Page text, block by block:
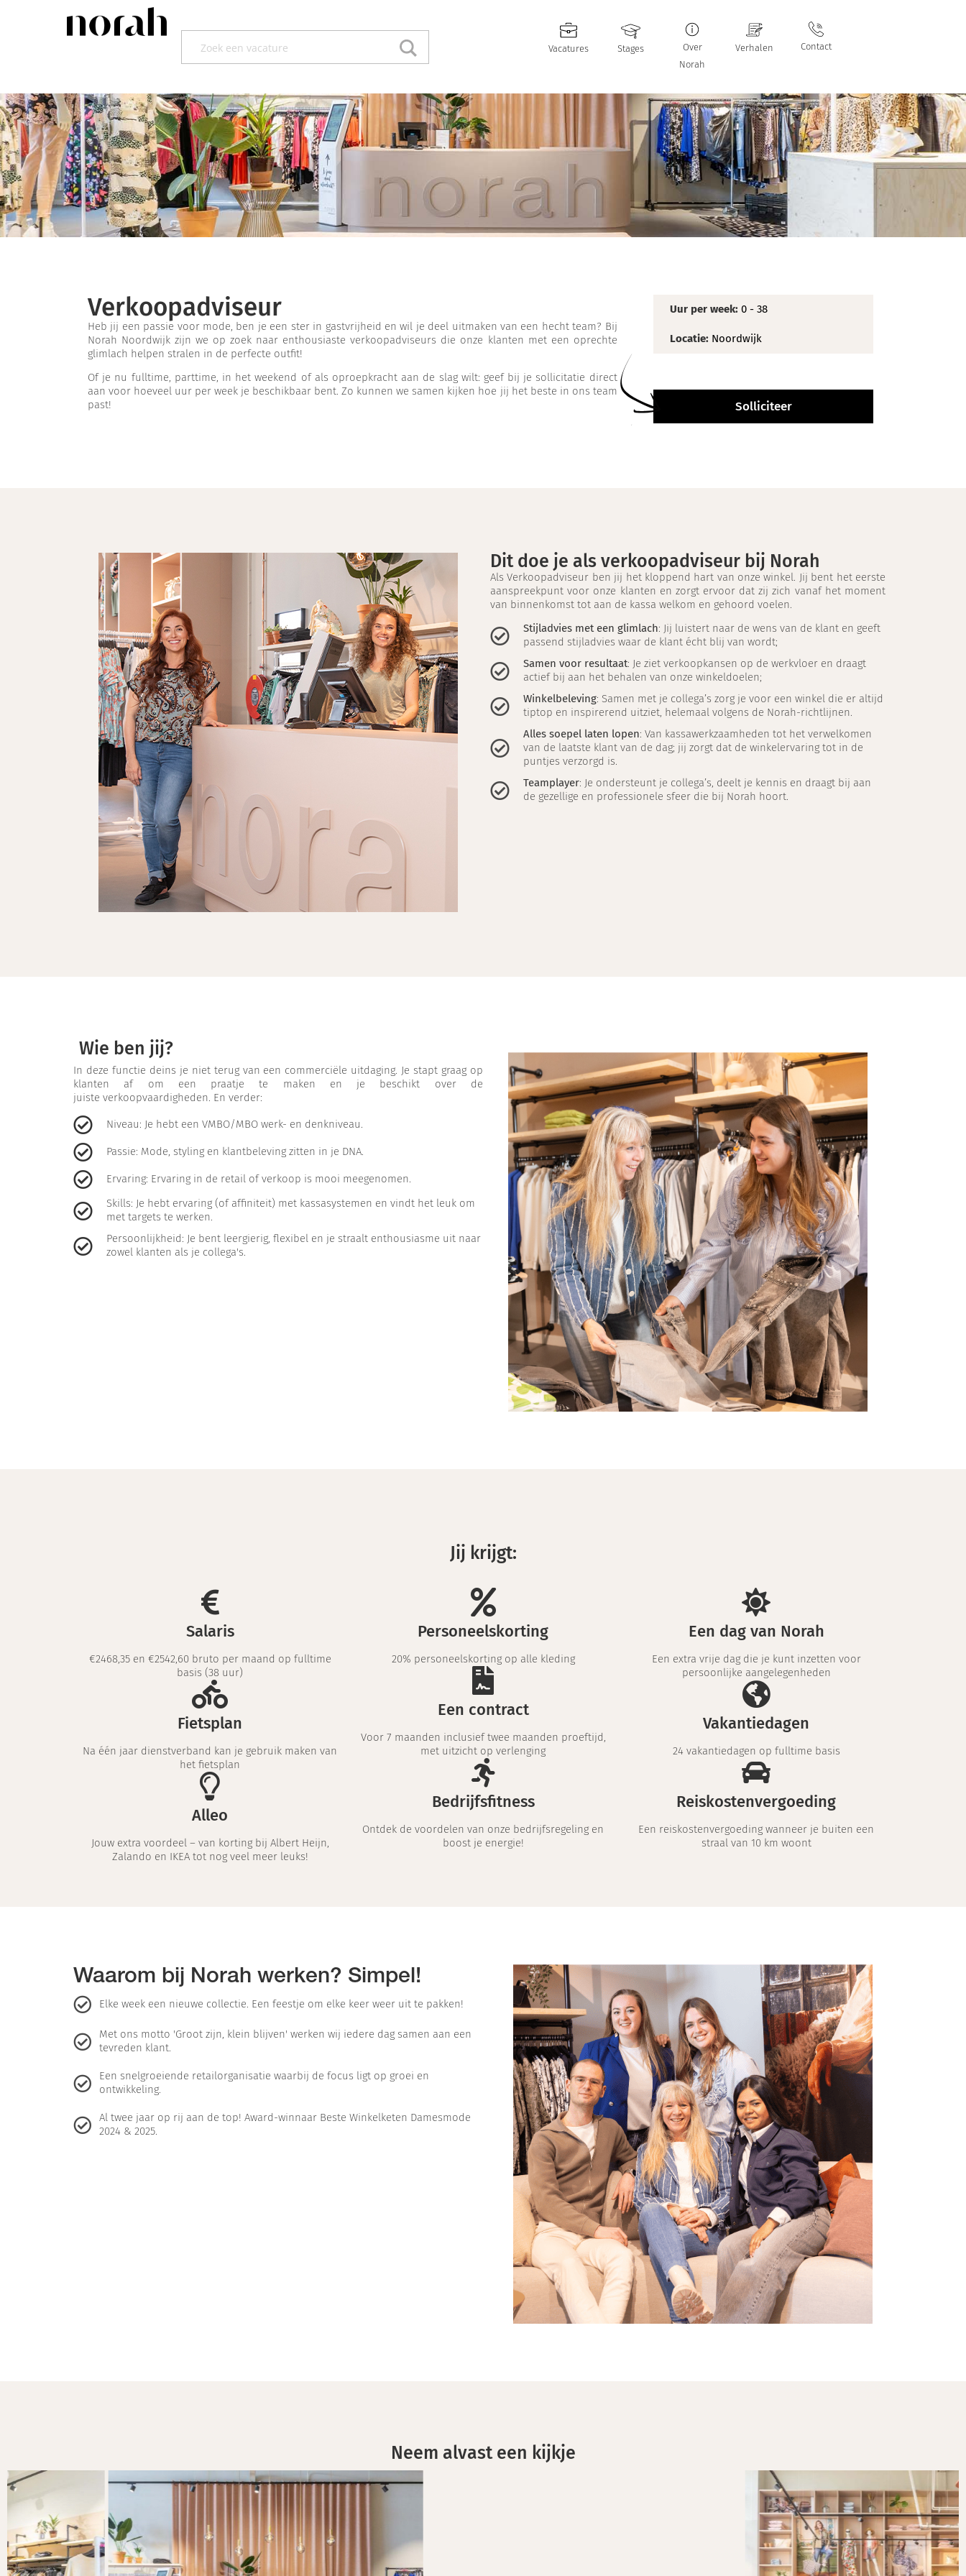
Vacatures Stages
Over
Norah
Verhalen Contact
Verkoopadviseur
Heb jij een passie voor mode, ben je een ster in gastvrijheid en wil je deel uitmaken van een hecht team? Bij
Norah Noordwijk zijn we op zoek naar enthousiaste verkoopadviseurs die onze klanten met een oprechte
glimlach helpen stralen in de perfecte outfit!
Of je nu fulltime, parttime, in het weekend of als oproepkracht aan de slag wilt: geef bij je sollicitatie direct
aan voor hoeveel uur per week je beschikbaar bent. Zo kunnen we samen kijken hoe jij het beste in ons team
past!
Uur per week: 0 - 38
Locatie: Noordwijk
Solliciteer
Dit doe je als verkoopadviseur bij Norah
Als Verkoopadviseur ben jij het kloppend hart van onze winkel. Jij bent het eerste
aanspreekpunt voor onze klanten en zorgt ervoor dat zij zich vanaf het moment
van binnenkomst tot aan de kassa welkom en gehoord voelen.
Stijladvies met een glimlach: Jij luistert naar de wens van de klant en geeft
passend stijladvies waar de klant écht blij van wordt;
Samen voor resultaat: Je ziet verkoopkansen op de werkvloer en draagt
actief bij aan het behalen van onze winkeldoelen;
Winkelbeleving: Samen met je collega’s zorg je voor een winkel die er altijd
tiptop en inspirerend uitziet, helemaal volgens de Norah-richtlijnen.
Alles soepel laten lopen: Van kassawerkzaamheden tot het verwelkomen
van de laatste klant van de dag; jij zorgt dat de winkelervaring tot in de
puntjes verzorgd is.
Teamplayer: Je ondersteunt je collega’s, deelt je kennis en draagt bij aan
de gezellige en professionele sfeer die bij Norah hoort.
Wie ben jij?
In deze functie deins je niet terug van een commerciële uitdaging. Je stapt graag op
klanten af om een praatje te maken en je beschikt over de
juiste verkoopvaardigheden. En verder:
Niveau: Je hebt een VMBO/MBO werk- en denkniveau.
Passie: Mode, styling en klantbeleving zitten in je DNA.
Ervaring: Ervaring in de retail of verkoop is mooi meegenomen.
Skills: Je hebt ervaring (of affiniteit) met kassasystemen en vindt het leuk om
met targets te werken.
Persoonlijkheid: Je bent leergierig, flexibel en je straalt enthousiasme uit naar
zowel klanten als je collega's.
Jij krijgt:
Salaris
€2468,35 en €2542,60 bruto per maand op fulltime
basis (38 uur)
Fietsplan
Na één jaar dienstverband kan je gebruik maken van
het fietsplan
Alleo
Jouw extra voordeel – van korting bij Albert Heijn,
Zalando en IKEA tot nog veel meer leuks!
Personeelskorting
20% personeelskorting op alle kleding
Een contract
Voor 7 maanden inclusief twee maanden proeftijd,
met uitzicht op verlenging
Bedrijfsfitness
Ontdek de voordelen van onze bedrijfsregeling en
boost je energie!
Een dag van Norah
Een extra vrije dag die je kunt inzetten voor
persoonlijke aangelegenheden
Vakantiedagen
24 vakantiedagen op fulltime basis
Reiskostenvergoeding
Een reiskostenvergoeding wanneer je buiten een
straal van 10 km woont
Waarom bij Norah werken? Simpel!
Elke week een nieuwe collectie. Een feestje om elke keer weer uit te pakken!
Met ons motto 'Groot zijn, klein blijven' werken wij iedere dag samen aan een
tevreden klant.
Een snelgroeiende retailorganisatie waarbij de focus ligt op groei en
ontwikkeling.
Al twee jaar op rij aan de top! Award-winnaar Beste Winkelketen Damesmode
2024 & 2025.
Neem alvast een kijkje